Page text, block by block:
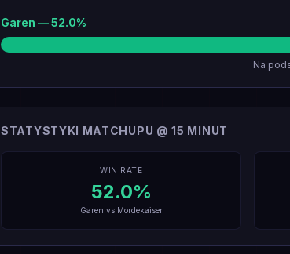
Garen —52.0%
Na
STATYSTYKI MATCHUPU @ 15 MINUT
WIN RATE
52.0%
Garen vs Mordekaiser